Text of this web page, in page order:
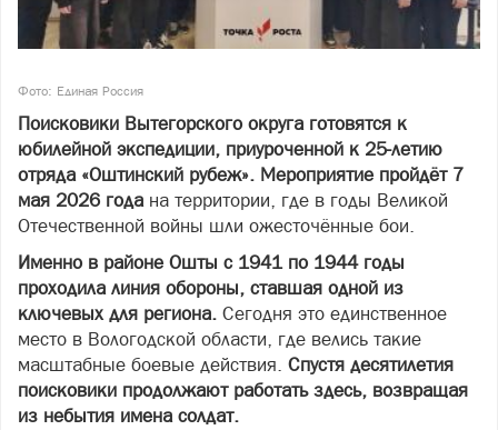
Фото: Единая Россия
Поисковики Вытегорского округа готовятся к
юбилейной экспедиции, приуроченной к 25-летию
отряда «Оштинский рубеж». Мероприятие пройдёт 7
мая 2026 годана территории, где в годы Великой
Отечественной войны шли ожесточённые бои.
Именно в районе Ошты с 1941 по 1944 годы
проходила линия обороны, ставшая одной из
ключевых для региона. Сегодня это единственное
место в Вологодской области, где велись такие
масштабные боевые действия. Спустя десятилетия
поисковики продолжают работать здесь, возвращая
из небытия имена солдат.